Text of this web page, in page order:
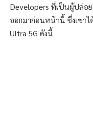
Developers ที่เป็นผู้ปล่อย
ออกมาก่อนหน้านี้ ซึ่งเขาไ
Ultra 5G ดังนี้